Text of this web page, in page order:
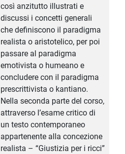
così anzitutto illustrati e
discussi i concetti generali
che definiscono il paradigma
realista o aristotelico, per poi
passare al paradigma
emotivista o humeano e
concludere con il paradigma
prescrittivista o kantiano.
Nella seconda parte del corso,
attraverso l’esame critico di
un testo contemporaneo
appartenente alla concezione
realista – “Giustizia per i ricci”